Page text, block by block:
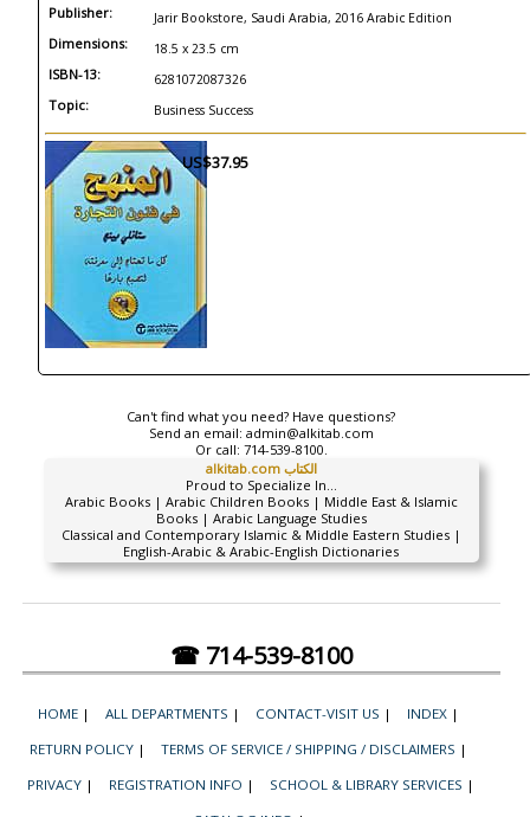
Publisher: Jarir Bookstore, Saudi Arabia, 2016 Arabic Edition
Dimensions: 18.5 x 23.5 cm
ISBN-13: 6281072087326
Topic: Business Success
US$37.95
Can't find what you need? Have questions?
Send an email: admin@alkitab.com
Or call: 714-539-8100.
alkitab.com الكتاب
Proud to Specialize In...
Arabic Books | Arabic Children Books | Middle East & Islamic
Books | Arabic Language Studies
Classical and Contemporary Islamic & Middle Eastern Studies |
English-Arabic & Arabic-English Dictionaries
☎ 714-539-8100
HOME | ALL DEPARTMENTS | CONTACT-VISIT US | INDEX |
RETURN POLICY | TERMS OF SERVICE / SHIPPING / DISCLAIMERS |
PRIVACY | REGISTRATION INFO | SCHOOL & LIBRARY SERVICES |